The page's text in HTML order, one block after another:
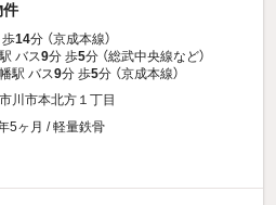
件
歩14分 （京成本線）
バス9分 歩5分 （総武中央線など）
駅 バス9分 歩5分 （京成本線）
川市本北方１丁目
5ヶ月 / 軽量鉄骨